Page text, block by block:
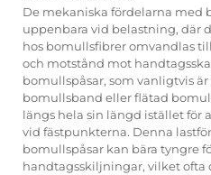
De mekaniska fördelarna med
uppenbara vid belastning, där
hos bomullsfibrer omvandlas
och motstånd mot
bomullspåsar, som vanligtvis
bomullsband eller flätad
längs hela sin längd istället för
vid fästpunkterna. Denna
bomullspåsar kan bära tyngre
handtagsskiljningar, vilket ofta